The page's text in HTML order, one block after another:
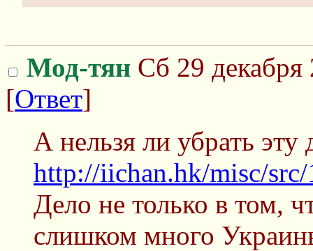
Мод-тян Сб 29
[Ответ]
А нельзя ли убрать эту
http://iichan.hk/misc/
Дело не только в том,
слишком много